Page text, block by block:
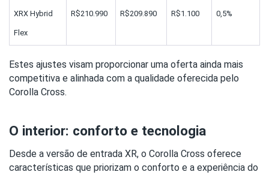
XRX Hybrid
Flex
R$210.990 R$209.890 R$1.100 0,5%
Estes ajustes visam proporcionar uma oferta ainda mais
competitiva e alinhada com a qualidade oferecida pelo
Corolla Cross.
O interior: conforto e tecnologia
Desde a versão de entrada XR, o Corolla Cross oferece
características que priorizam o conforto e a experiência do